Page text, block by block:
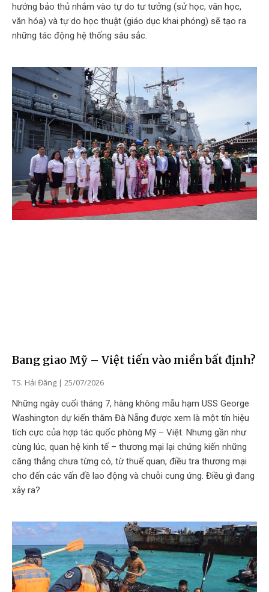
hướng bảo thủ nhắm vào tự do tư tưởng (sử học, văn học,
văn hóa) và tự do học thuật (giáo dục khai phóng) sẽ tạo ra
những tác động hệ thống sâu sắc.
Bang giao Mỹ – Việt tiến vào miền bất định?
TS. Hải Đăng
25/07/2026
Những ngày cuối tháng 7, hàng không mẫu hạm USS George
Washington dự kiến thăm Đà Nẵng được xem là một tín hiệu
tích cực của hợp tác quốc phòng Mỹ – Việt. Nhưng gần như
cùng lúc, quan hệ kinh tế – thương mại lại chứng kiến những
căng thẳng chưa từng có, từ thuế quan, điều tra thương mại
cho đến các vấn đề lao động và chuỗi cung ứng. Điều gì đang
xảy ra?